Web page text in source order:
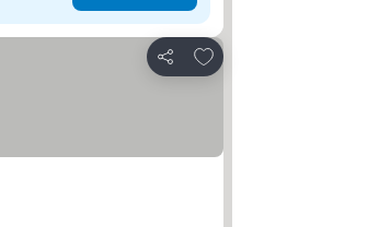
シェア
お気に入りに追加